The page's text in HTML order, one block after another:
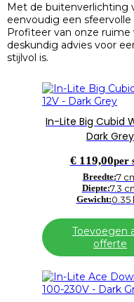
Met de buitenverlichting
eenvoudig een
Profiteer van onze ruime
deskundig advies voor
stijlvol is.
In-Lite Big Cubid
Dark Grey
€119,00per
Breedte:7
Diepte:7.3
Gewicht:0.35
Toevoegen
offerte